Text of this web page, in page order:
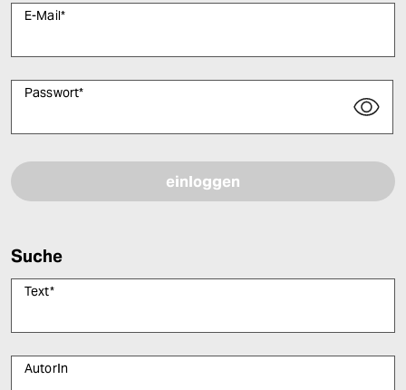
E-Mail*
Passwort*
Suche
Text*
AutorIn